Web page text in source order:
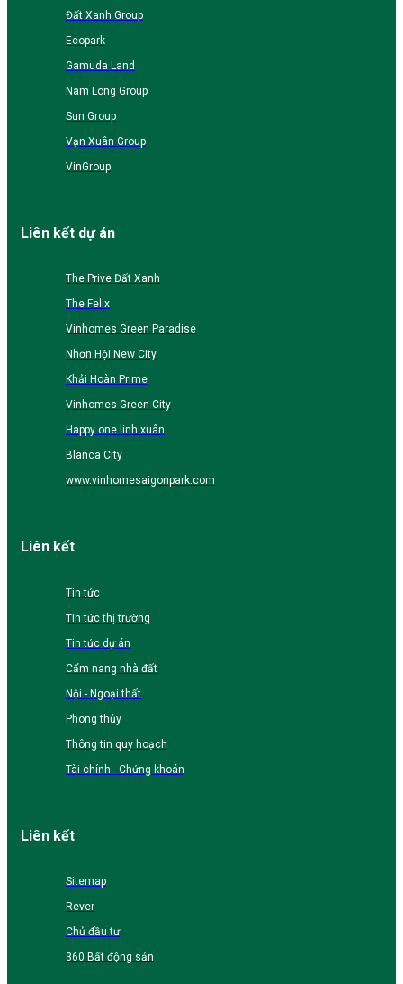
Đất Xanh Group
Ecopark
Gamuda Land
Nam Long Group
Sun Group
Vạn Xuân Group
VinGroup
Liên kết dự án
The Prive Đất Xanh
The Felix
Vinhomes Green Paradise
Nhơn Hội New City
Khải Hoàn Prime
Vinhomes Green City
Happy one linh xuân
Blanca City
www.vinhomesaigonpark.com
Liên kết
Tin tức
Tin tức thị trường
Tin tức dự án
Cẩm nang nhà đất
Nội - Ngoại thất
Phong thủy
Thông tin quy hoạch
Tài chính - Chứng khoán
Liên kết
Sitemap
Rever
Chủ đầu tư
360 Bất động sản